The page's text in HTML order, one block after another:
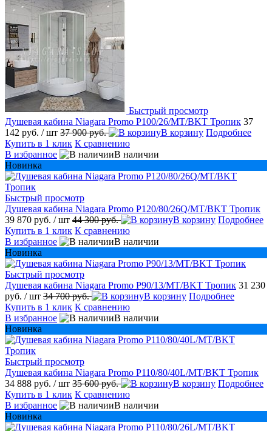
Быстрый просмотр
Душевая кабина Niagara Promo P100/26/MT/BKT Тропик 37
142 руб. / шт 37 900 руб. В корзину Подробнее
Купить в 1 клик К сравнению
В избранное
В наличии
Новинка
Быстрый просмотр
Душевая кабина Niagara Promo P120/80/26Q/MT/BKT Тропик
39 870 руб. / шт 44 300 руб. В корзину Подробнее
Купить в 1 клик К сравнению
В избранное
В наличии
Новинка
Быстрый просмотр
Душевая кабина Niagara Promo P90/13/MT/BKT Тропик 31 230
руб. / шт 34 700 руб. В корзину Подробнее
Купить в 1 клик К сравнению
В избранное
В наличии
Новинка
Быстрый просмотр
Душевая кабина Niagara Promo P110/80/40L/MT/BKT Тропик
34 888 руб. / шт 35 600 руб. В корзину Подробнее
Купить в 1 клик К сравнению
В избранное
В наличии
Новинка